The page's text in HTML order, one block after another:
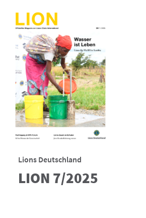
Lions Deutschland
LION 7/2025